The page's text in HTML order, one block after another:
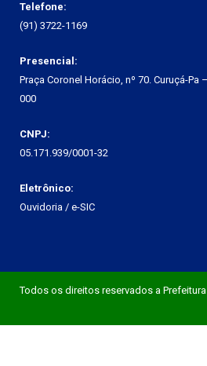
Telefone:
(91) 3722-1169
Presencial:
Praça Coronel Horácio, nº 70. Curuçá-Pa
000
CNPJ:
05.171.939/0001-32
Eletrônico:
Ouvidoria / e-SIC
Todos os direitos reservados a Prefeitura